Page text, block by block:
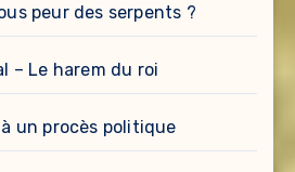
peur des serpents ?
– Le harem du roi
un procès politique